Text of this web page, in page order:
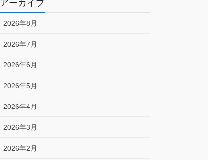
アーカイブ
2026年8月
2026年7月
2026年6月
2026年5月
2026年4月
2026年3月
2026年2月